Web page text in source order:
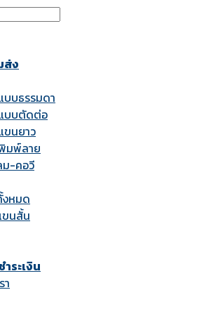
ส่ง
บบธรรมดา
บบตัดต่อ
ขนยาว
มพ์ลาย
ม-คอวี
งหมด
ขนสั้น
ระเงิน
า